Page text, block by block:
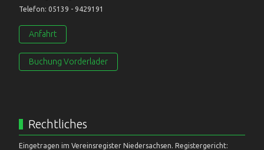
Telefon: 05139 - 9429191
Anfahrt
Buchung Vorderlader
Rechtliches
Eingetragen im Vereinsregister Niedersachsen. Registergericht: